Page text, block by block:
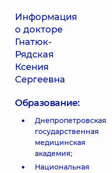
Информация
о докторе
Гнатюк-
Рядская
Ксения
Сергеевна
Образование:
Днепропетровская
государственная
медицинская
академия;
Национальная